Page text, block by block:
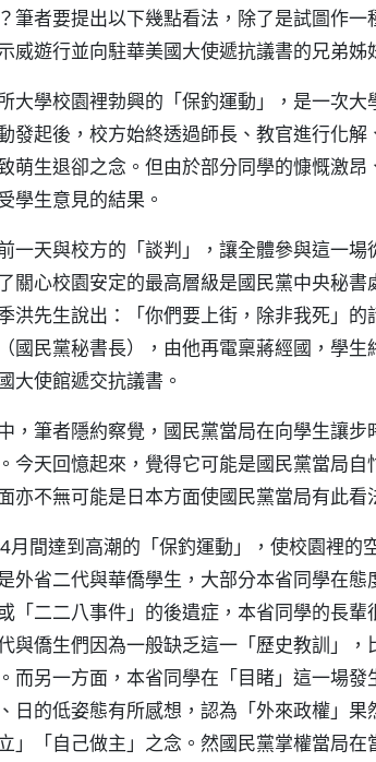
筆者要提出以下幾點看法，除了是試圖作
威遊行並向駐華美國大使遞抗議書的兄弟姊
大學校園裡勃興的「保釣運動」，是一次
發起後，校方始終透過師長、教官進行化
萌生退卻之念。但由於部分同學的慷慨激
學生意見的結果。
一天與校方的「談判」，讓全體參與這一
關心校園安定的最高層級是國民黨中央秘書
洪先生說出：「你們要上街，除非我死」
國民黨秘書長），由他再電稟蔣經國，學
大使館遞交抗議書。
，筆者隱約察覺，國民黨當局在向學生讓
今天回憶起來，覺得它可能是國民黨當局
亦不無可能是日本方面使國民黨當局有此看
4月間達到高潮的「保釣運動」，使校園裡
外省二代與華僑學生，大部分本省同學在
「二二八事件」的後遺症，本省同學的長
與僑生們因為一般缺乏這一「歷史教訓」
而另一方面，本省同學在「目睹」這一場
日的低姿態有所感想，認為「外來政權」果
」「自己做主」之念。然國民黨掌權當局